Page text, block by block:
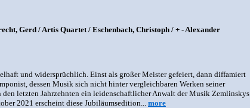
Gerd / Artis Quartet / Eschenbach, Christoph / + - Alexander
und widersprüchlich. Einst als großer Meister gefeiert, dann diffamiert
dessen Musik sich nicht hinter vergleichbaren Werken seiner
letzten Jahrzehnten ein leidenschaftlicher Anwalt der Musik Zemlinskys.
2021 erscheint diese Jubiläumsedition... more